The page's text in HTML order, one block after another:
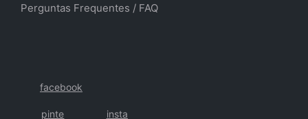
Perguntas Frequentes / FAQ
facebook
pinte insta